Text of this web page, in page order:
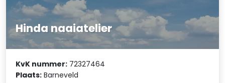
Hinda naaiatelier
KvK nummer: 72327464
Plaats: Barneveld